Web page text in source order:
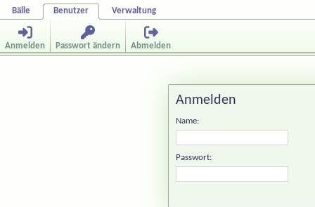
Bälle Benutzer Verwaltung
Anmelden Passwort ändern Abmelden
Anmelden
Name:
Passwort: